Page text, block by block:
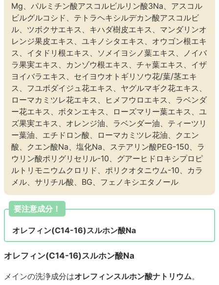
Mg、パルミチン酸アスコルビルリン酸3Na、アスコル
ビルグルコシド、テトラヘキシルデカン酸アスコルビ
ル、ツボクサエキス、キハダ樹皮エキス、マンダリンオ
レンジ果皮エキス、ユキノシタエキス、オウゴン根エキ
ス、イタドリ根エキス、ソメイヨシノ葉エキス、ノイバ
ラ果実エキス、カンゾウ根エキス、チャ葉エキス、イザ
ヨイバラエキス、セイヨウオトギリソウ花/葉/茎エキ
ス、フユボダイジュ花エキス、ヤグルマギク花エキス、
ローマカミツレ花エキス、ヒメフウロエキス、ラベンダ
ー花エキス、ボタンエキス、ローズマリー葉エキス、ユ
ズ果実エキス、オレンジ油、ラベンダー油、ティーツリ
ー葉油、エチドロン酸、ローマカミツレ花油、クエン
酸、クエン酸Na、塩化Na、ステアリン酸PEG-150、ラ
ウリン酸ポリグリセリル-10、グアーヒドロキシプロピ
ルトリモニウムクロリド、ポリクオタニウム-10、カラ
メル、サリチル酸、BG、フェノキシエタノール
要注意成分！
オレフィン(C14-16)スルホン酸Na
オレフィン(C14-16)スルホン酸Na
メインの洗浄成分はオレフィンスルホン酸ナトリウム。